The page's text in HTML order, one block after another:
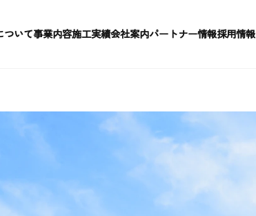
ついて事業内容施工実績会社案内パートナー情報採用情報